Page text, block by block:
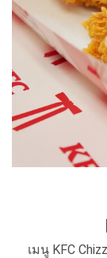
เมนู KFC